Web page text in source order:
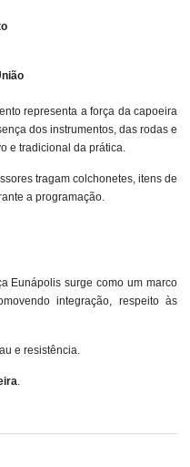
representa a força da capoeira
dos instrumentos, das rodas e
e tradicional da prática.
tragam colchonetes, itens de
a programação.
Eunápolis surge como um marco
integração, respeito às
e resistência.
.